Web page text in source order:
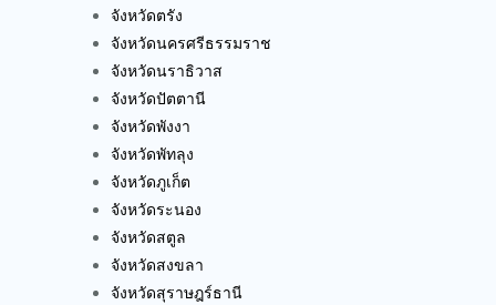
จังหวัดตรัง
จังหวัดนครศรีธรรมราช
จังหวัดนราธิวาส
จังหวัดปัตตานี
จังหวัดพังงา
จังหวัดพัทลุง
จังหวัดภูเก็ต
จังหวัดระนอง
จังหวัดสตูล
จังหวัดสงขลา
จังหวัดสุราษฎร์ธานี